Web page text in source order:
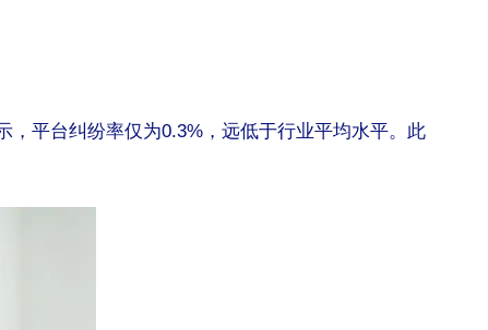
平台纠纷率仅为0.3%，远低于行业平均水平。此